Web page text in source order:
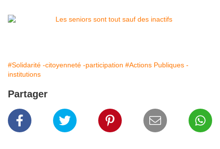
#Solidarité -citoyenneté -participation #Actions Publiques -
institutions
Partager